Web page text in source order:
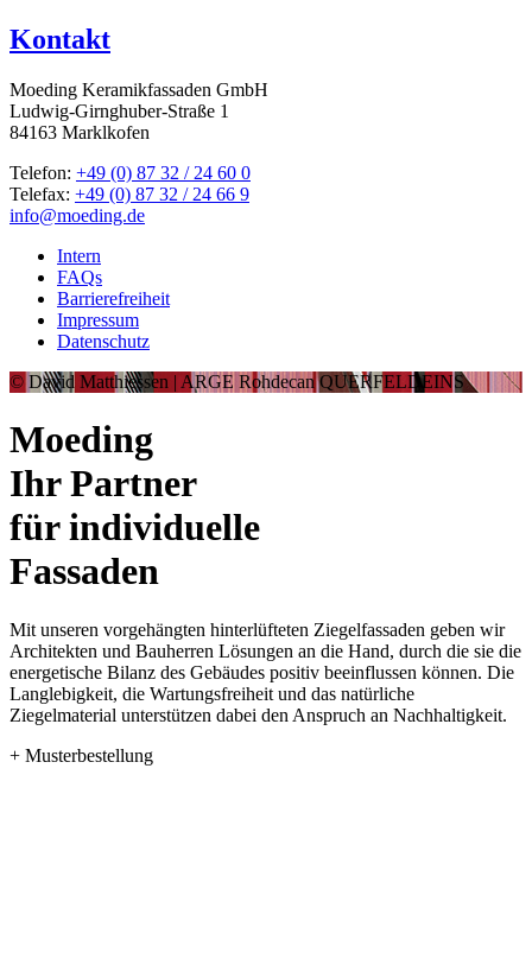
Kontakt
Moeding Keramikfassaden GmbH
Ludwig-Girnghuber-Straße 1
84163 Marklkofen
Telefon: +49 (0) 87 32 / 24 60 0
Telefax: +49 (0) 87 32 / 24 66 9
info@moeding.de
Intern
FAQs
Barrierefreiheit
Impressum
Datenschutz
© David Matthiessen | ARGE Rohdecan QUERFELDEINS
Moeding
Ihr Partner
für individuelle
Fassaden
Mit unseren vorgehängten hinterlüfteten Ziegelfassaden geben wir
Architekten und Bauherren Lösungen an die Hand, durch die sie die
energetische Bilanz des Gebäudes positiv beeinflussen können. Die
Langlebigkeit, die Wartungsfreiheit und das natürliche
Ziegelmaterial unterstützen dabei den Anspruch an Nachhaltigkeit.
+ Musterbestellung